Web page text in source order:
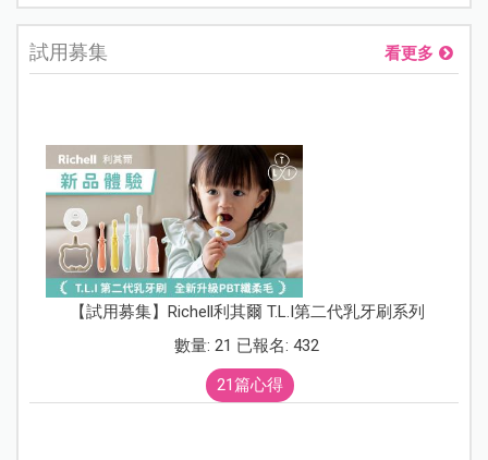
試用募集 看更多
【試用募集】Richell利其爾 T.L.I第二代乳牙刷系列
數量: 21 已報名: 432
21篇心得